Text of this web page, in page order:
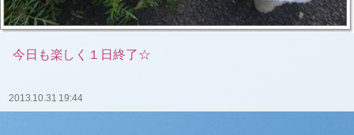
今日も楽しく１日終了☆
2013.10.31 19:44